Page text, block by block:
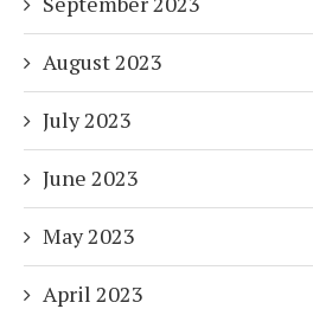
August 2023
July 2023
June 2023
May 2023
April 2023